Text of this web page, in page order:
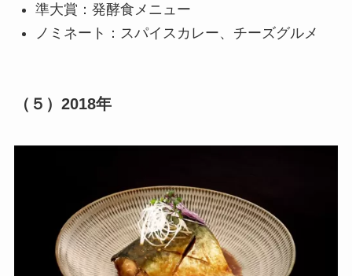
準大賞：発酵食メニュー
ノミネート：スパイスカレー、チーズグルメ
（５） 2018年